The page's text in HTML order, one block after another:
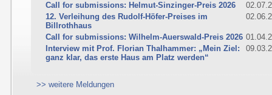
Call for submissions: Helmut-Sinzinger-Preis 2026
12. Verleihung des Rudolf-Höfer-Preises im
Billrothhaus
Call for submissions: Wilhelm-Auerswald-Preis 2026
Interview mit Prof. Florian Thalhammer: „Mein Ziel:
ganz klar, das erste Haus am Platz werden“
>> weitere Meldungen